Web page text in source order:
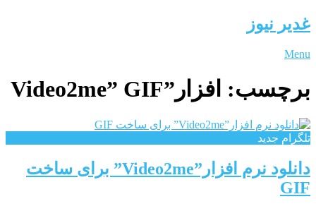
غدیر نیوز
Menu
برچسب: افزار”Video2me” GIF
تلگرام جدید
دانلود نرم افزار”Video2me” برای ساخت
GIF